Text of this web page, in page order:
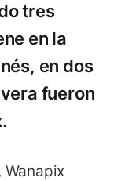
tres
en la
en dos
fueron
Wanapix